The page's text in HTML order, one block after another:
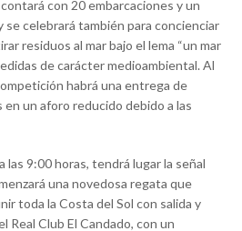
con 20 embarcaciones y un
celebrará también para concienciar
residuos al mar bajo el lema “un mar
de carácter medioambiental. Al
habrá una entrega de
un aforo reducido debido a las
las 9:00 horas, tendrá lugar la señal
una novedosa regata que
toda la Costa del Sol con salida y
Real Club El Candado, con un